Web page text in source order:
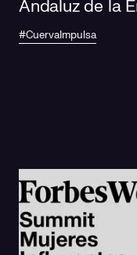
Andaluz de la
#CuervaImpulsa